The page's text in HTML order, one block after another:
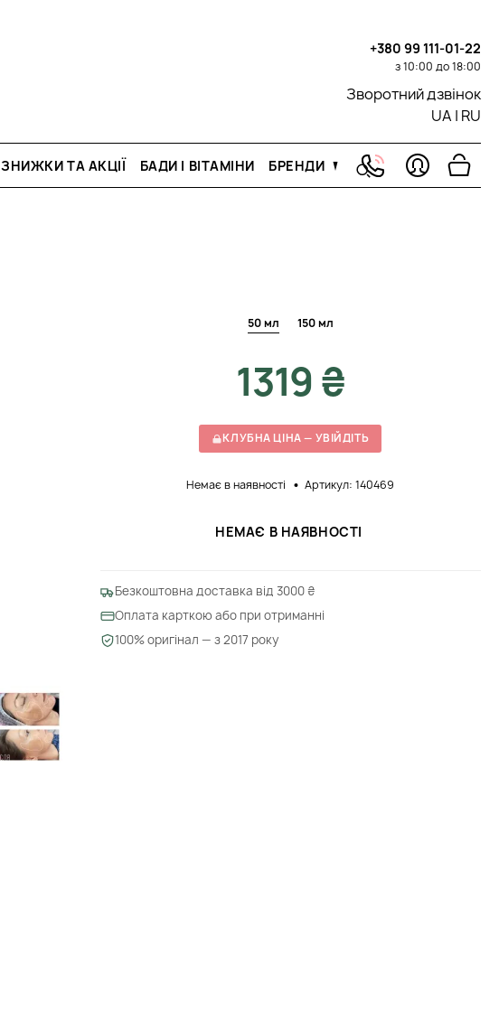
+380 99 111-01-22
з 10:00 до 18:00
Зворотний дзвінок
UA | RU
ЗНИЖКИ ТА АКЦІЇ БАДИ І ВІТАМІНИ БРЕНДИ
50 мл 150 мл
1319 ₴
КЛУБНА ЦІНА — УВІЙДІТЬ
Немає в наявності Артикул: 140469
НЕМАЄ В НАЯВНОСТІ
Безкоштовна доставка від 3000 ₴
Оплата карткою або при отриманні
100% оригінал — з 2017 року